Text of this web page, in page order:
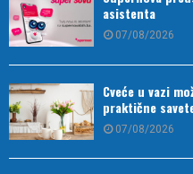
asistenta
07/08/2026
Cveće u vazi
praktične
07/08/2026